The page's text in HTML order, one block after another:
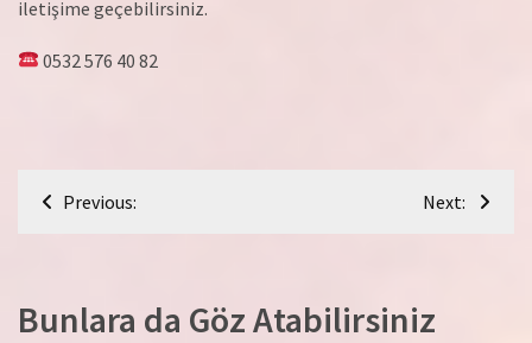
iletişime geçebilirsiniz.
0532 576 40 82
YazıPrevious: Next:
Bunlara da Göz Atabilirsiniz